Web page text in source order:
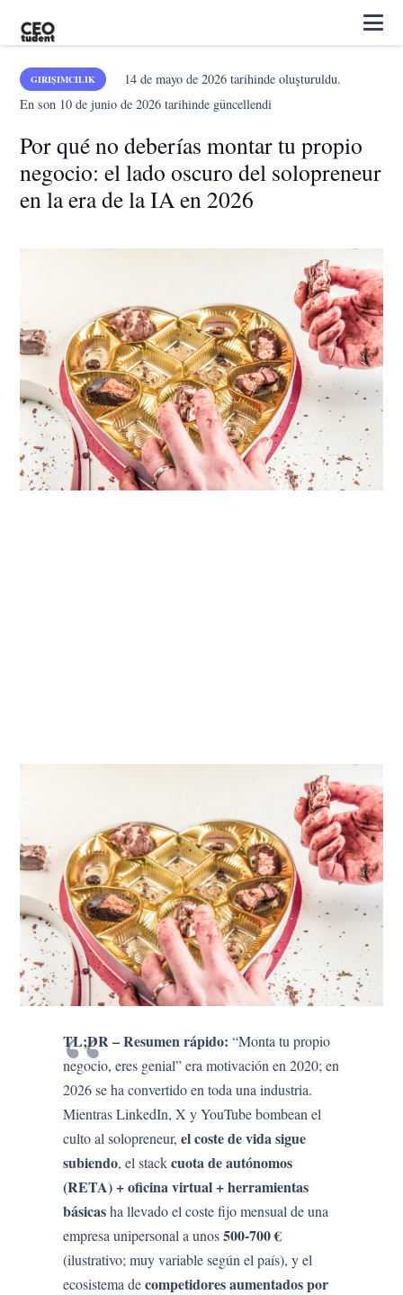
GIRIŞIMCILIK 14 de mayo de 2026tarihinde oluşturuldu.
En son 10 de junio de 2026 tarihinde güncellendi
Por qué no deberías montar tu propio
negocio: el lado oscuro del solopreneur
en la era de la IA en 2026
TL;DR – Resumen rápido: “Monta tu propio
negocio, eres genial” era motivación en 2020; en
2026 se ha convertido en toda una industria.
Mientras LinkedIn, X y YouTube bombean el
culto al solopreneur,el coste de vida sigue
subiendo, el stackcuota de autónomos
(RETA) + oficina virtual + herramientas
básicasha llevado el coste fijo mensual de una
empresa unipersonal a unos500-700 €
(ilustrativo; muy variable según el país), y el
ecosistema decompetidores aumentados por